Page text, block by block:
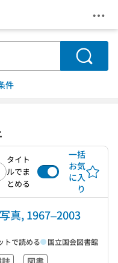
メ
検索
件
タイト
ルでま
とめる
一括
お気
に入
り
真, 1967–2003
トで読める 国立国会図書館